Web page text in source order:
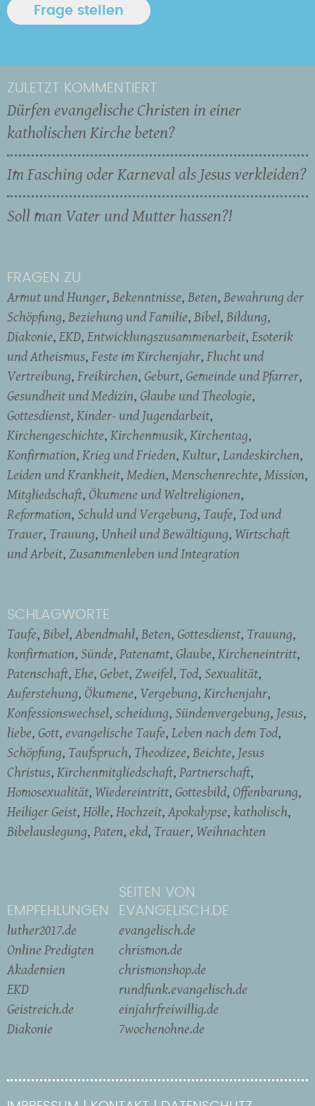
ZULETZT KOMMENTIERT
Dürfen evangelische Christen in einer
katholischen Kirche beten?
Im Fasching oder Karneval als Jesus verkleiden?
Soll man Vater und Mutter hassen?!
FRAGEN ZU
Armut und Hunger Bekenntnisse Beten Bewahrung der
Schöpfung Beziehung und Familie Bibel Bildung
Diakonie EKD Entwicklungszusammenarbeit Esoterik
und Atheismus Feste im Kirchenjahr Flucht und
Vertreibung Freikirchen Geburt Gemeinde und Pfarrer
Gesundheit und Medizin Glaube und Theologie
Gottesdienst Kinder- und Jugendarbeit
Kirchengeschichte Kirchenmusik Kirchentag
Konfirmation Krieg und Frieden Kultur Landeskirchen
Leiden und Krankheit Medien Menschenrechte Mission
Mitgliedschaft Ökumene und Weltreligionen
Reformation Schuld und Vergebung Taufe Tod und
Trauer Trauung Unheil und Bewältigung Wirtschaft
und Arbeit Zusammenleben und Integration
SCHLAGWORTE
Taufe Bibel Abendmahl Beten Gottesdienst Trauung
konfirmation Sünde Patenamt Glaube Kircheneintritt
Patenschaft Ehe Gebet Zweifel Tod Sexualität
Auferstehung Ökumene Vergebung Kirchenjahr
Konfessionswechsel scheidung Sündenvergebung Jesus
liebe Gott evangelische Taufe Leben nach dem Tod
Schöpfung Taufspruch Theodizee Beichte Jesus
Christus Kirchenmitgliedschaft Partnerschaft
Homosexualität Wiedereintritt Gottesbild Offenbarung
Heiliger Geist Hölle Hochzeit Apokalypse katholisch
Bibelauslegung Paten ekd Trauer Weihnachten
EMPFEHLUNGEN
luther2017.de
Online Predigten
Akademien
EKD
Geistreich.de
Diakonie
SEITEN VON
EVANGELISCH.DE
evangelisch.de
chrismon.de
chrismonshop.de
rundfunk.evangelisch.de
einjahrfreiwillig.de
7wochenohne.de